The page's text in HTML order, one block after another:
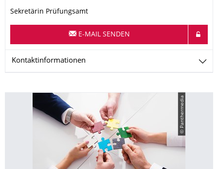
Sekretärin Prüfungsamt
E-MAIL SENDEN
Kontaktinformationen
© Panthermedia